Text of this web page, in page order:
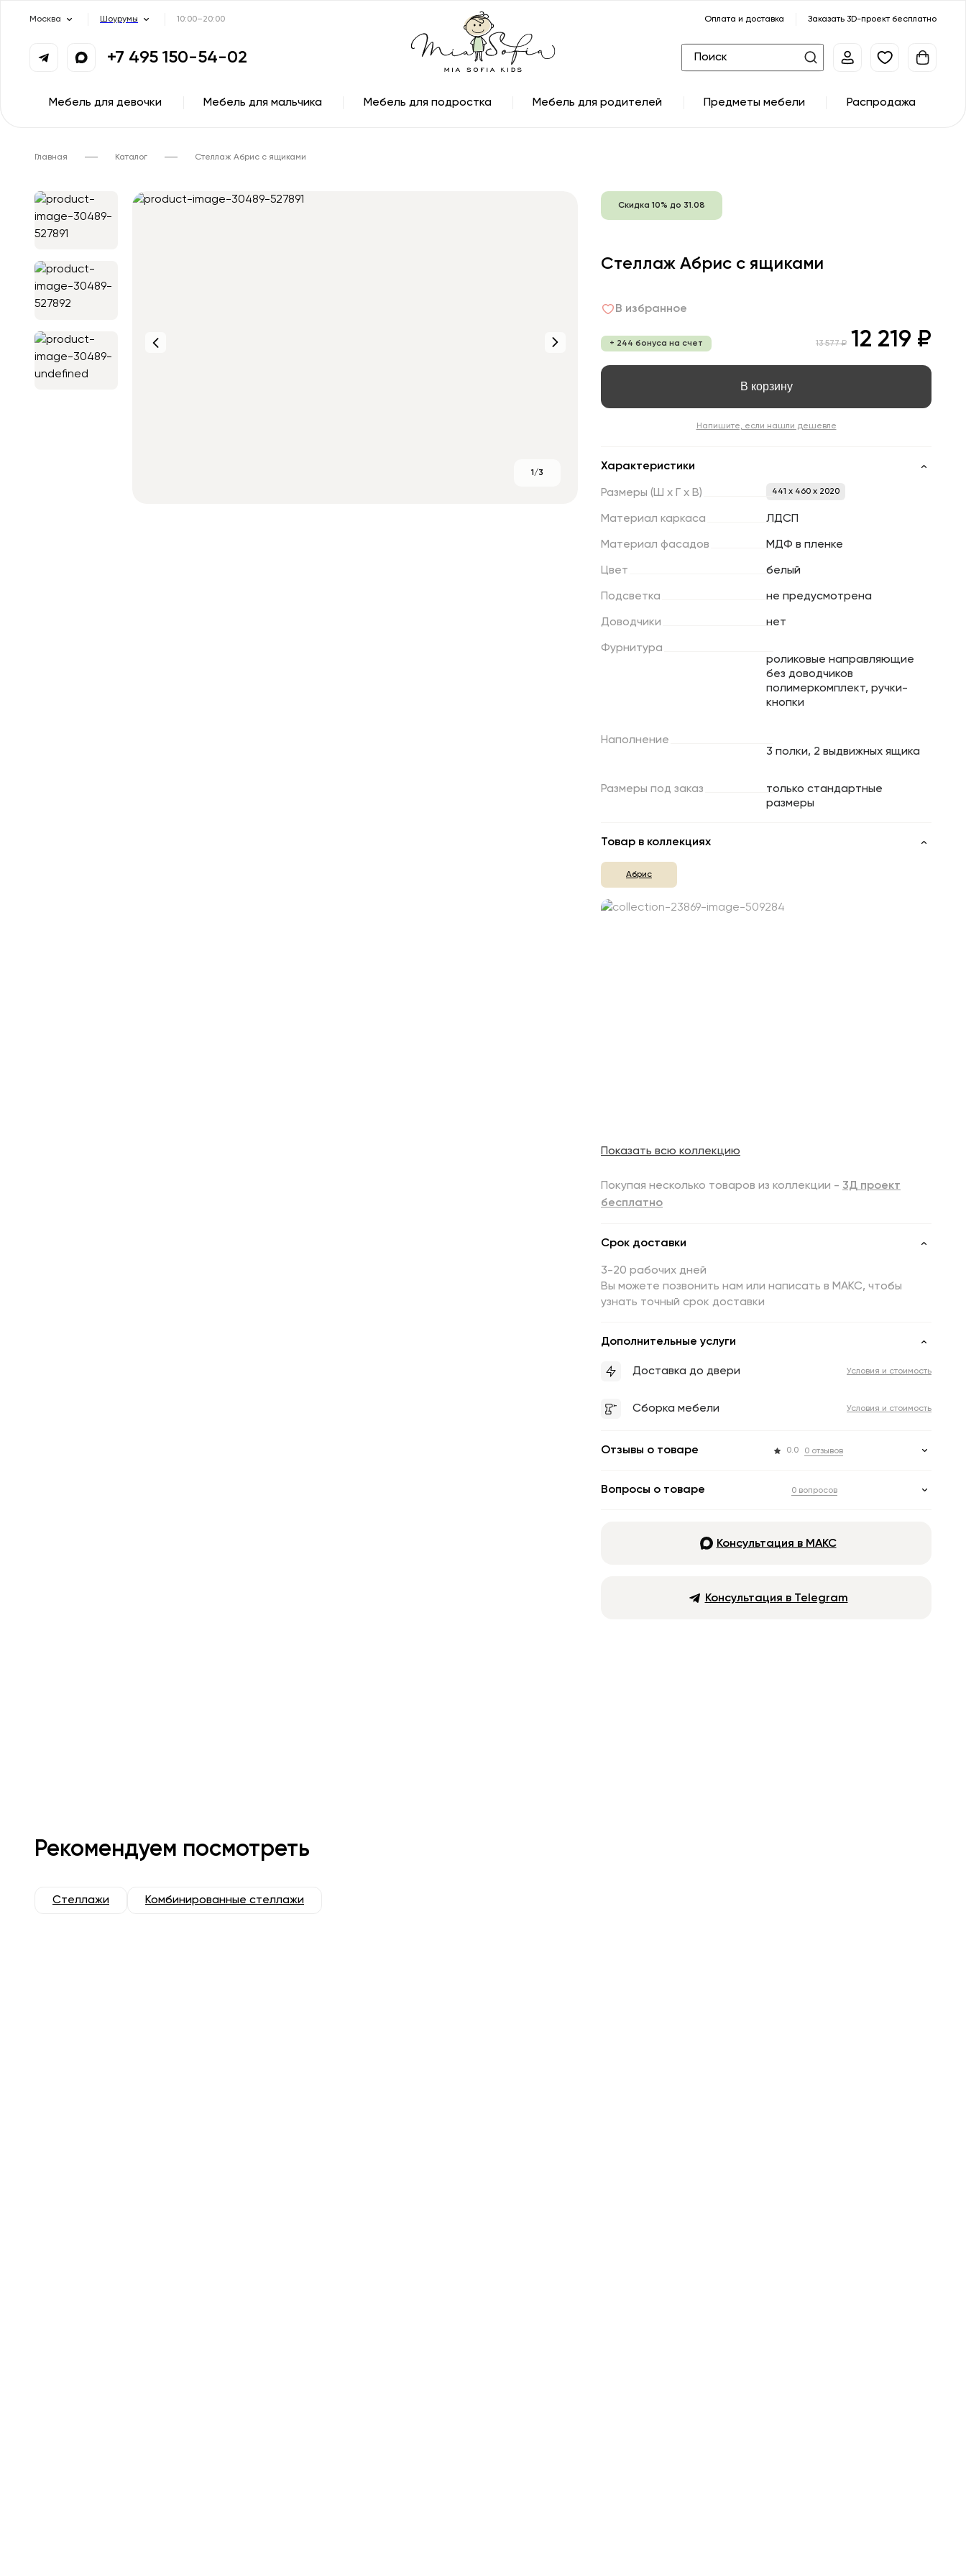
Москва Шоурумы 10:00–20:00 Оплата и доставка Заказать 3D-проект бесплатно
+7 495 150-54-02
Мебель для девочки Мебель для мальчика Мебель для подростка Мебель для родителей Предметы мебели Распродажа
Главная Каталог Стеллаж Абрис с ящиками
1/3
Скидка 10% до 31.08
Стеллаж Абрис с ящиками
В избранное
+ 244 бонуса на счет 13 577 ₽ 12 219 ₽
В корзину
Напишите, если нашли дешевле
Характеристики
Размеры (Ш х Г х В) 441 x 460 x 2020
Материал каркаса ЛДСП
Материал фасадов МДФ в пленке
Цвет белый
Подсветка не предусмотрена
Доводчики нет
Фурнитура
роликовые направляющие
без доводчиков
полимеркомплект, ручки-
кнопки
Наполнение
3 полки, 2 выдвижных ящика
Размеры под заказ
только стандартные
размеры
Товар в коллекциях
Абрис
Показать всю коллекцию
Покупая несколько товаров из коллекции - 3Д проект
бесплатно
Срок доставки
3-20 рабочих дней
Вы можете позвонить нам или написать в МАКС, чтобы
узнать точный срок доставки
Дополнительные услуги
Доставка до двери Условия и стоимость
Сборка мебели Условия и стоимость
Отзывы о товаре 0.0 0 отзывов
Вопросы о товаре 0 вопросов
Консультация в МАКС
Консультация в Telegram
Рекомендуем посмотреть
Стеллажи Комбинированные стеллажи